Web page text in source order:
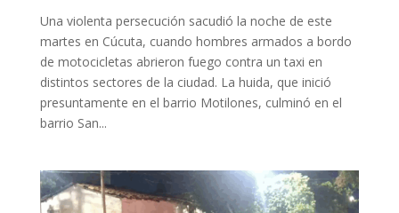
Una violenta persecución sacudió la noche de este
martes en Cúcuta, cuando hombres armados a bordo
de motocicletas abrieron fuego contra un taxi en
distintos sectores de la ciudad. La huida, que inició
presuntamente en el barrio Motilones, culminó en el
barrio San...